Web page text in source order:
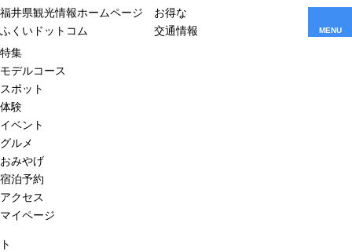
福井県観光情報ホームページ
ふくいドットコム
お得な
交通情報
MENU
特集
モデルコース
スポット
体験
イベント
グルメ
おみやげ
宿泊予約
アクセス
マイページ
ト